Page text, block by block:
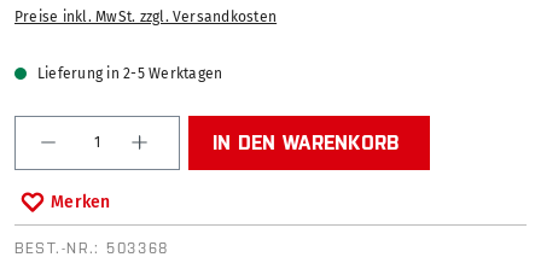
Preise inkl. MwSt. zzgl. Versandkosten
Lieferung in 2-5 Werktagen
Produkt Anzahl: Gib den gewünschten Wert ein
IN DEN WARENKORB
Merken
BEST.-NR.: 503368